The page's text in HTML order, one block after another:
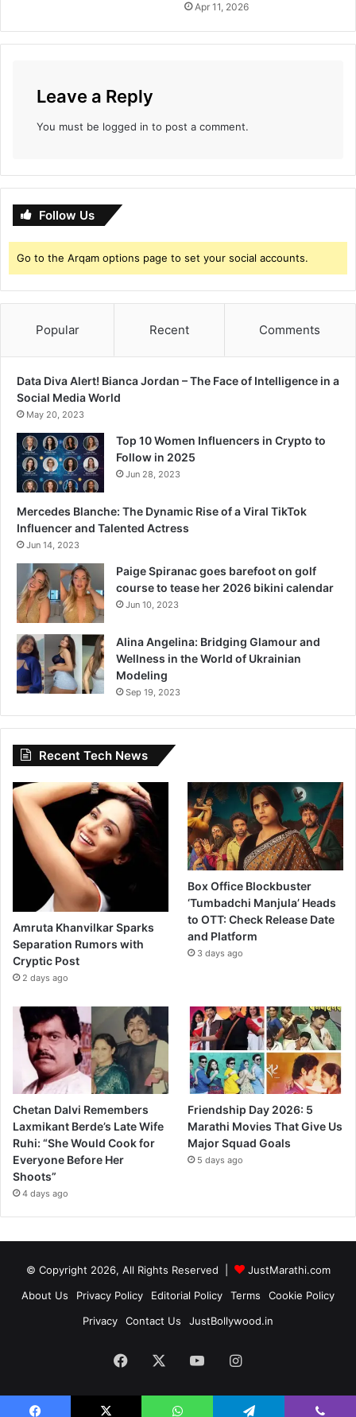
Apr 11, 2026
Leave a Reply
You must be logged in to post a comment.
Follow Us
Go to the Arqam options page to set your social accounts.
Popular Recent Comments
Data Diva Alert! Bianca Jordan – The Face of Intelligence in a
Social Media World
May 20, 2023
Top 10 Women Influencers in Crypto to
Follow in 2025
Jun 28, 2023
Mercedes Blanche: The Dynamic Rise of a Viral TikTok
Influencer and Talented Actress
Jun 14, 2023
Paige Spiranac goes barefoot on golf
course to tease her 2026 bikini calendar
Jun 10, 2023
Alina Angelina: Bridging Glamour and
Wellness in the World of Ukrainian
Modeling
Sep 19, 2023
Recent Tech News
Amruta Khanvilkar Sparks
Separation Rumors with
Cryptic Post
2 days ago
Box Office Blockbuster
‘Tumbadchi Manjula’ Heads
to OTT: Check Release Date
and Platform
3 days ago
Chetan Dalvi Remembers
Laxmikant Berde’s Late Wife
Ruhi: “She Would Cook for
Everyone Before Her
Shoots”
4 days ago
Friendship Day 2026: 5
Marathi Movies That Give Us
Major Squad Goals
5 days ago
© Copyright 2026, All Rights Reserved |
JustMarathi.com
About Us
Privacy Policy Editorial Policy Terms
Cookie Policy
Privacy
Contact Us JustBollywood.in
Facebook YouTubeInstagram